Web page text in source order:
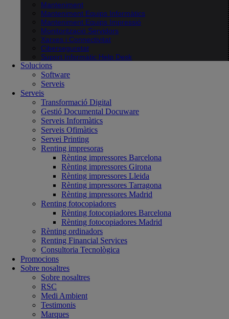
Manteniment
Manteniment Equips Informàtics
Manteniment Equips Impressió
Monitorització Servidors
Xarxes i Connectivitat
Ciberseguretat
Suport Informàtic Help Desk
Solucions
Software
Serveis
Serveis
Transformació Digital
Gestió Documental Docuware
Serveis Informàtics
Serveis Ofimàtics
Servei Printing
Renting impresoras
Rènting impressores Barcelona
Rènting impressores Girona
Rènting impressores Lleida
Rènting impressores Tarragona
Rènting impressores Madrid
Renting fotocopiadores
Rènting fotocopiadores Barcelona
Rènting fotocopiadores Madrid
Rènting ordinadors
Renting Financial Services
Consultoria Tecnològica
Promocions
Sobre nosaltres
Sobre nosaltres
RSC
Medi Ambient
Testimonis
Marques